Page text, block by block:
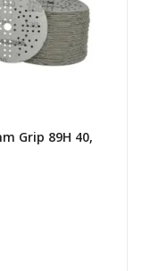
Grip 89H 40,